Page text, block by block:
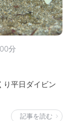
分
り平日ダイビン
記事を読む